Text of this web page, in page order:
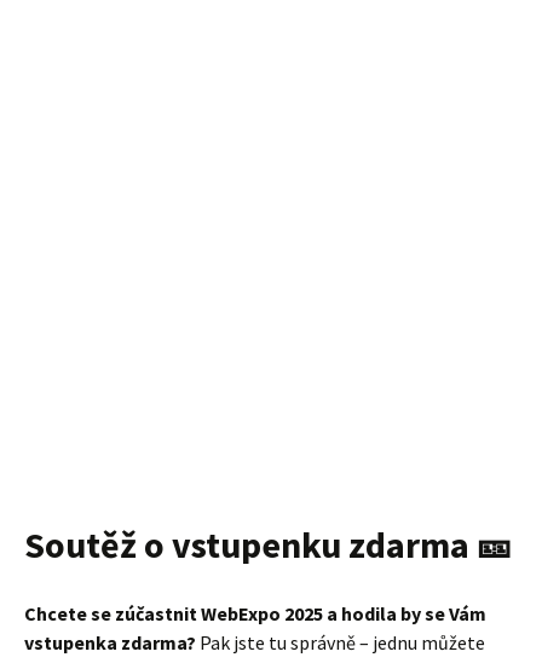
Soutěž o vstupenku zdarma 🎫
Chcete se zúčastnit WebExpo 2025 a hodila by se Vám
vstupenka zdarma? Pak jste tu správně – jednu můžete